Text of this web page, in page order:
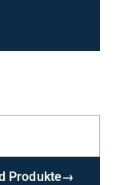
Produkte→